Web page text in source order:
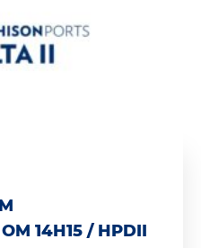
14H15 / HPDII